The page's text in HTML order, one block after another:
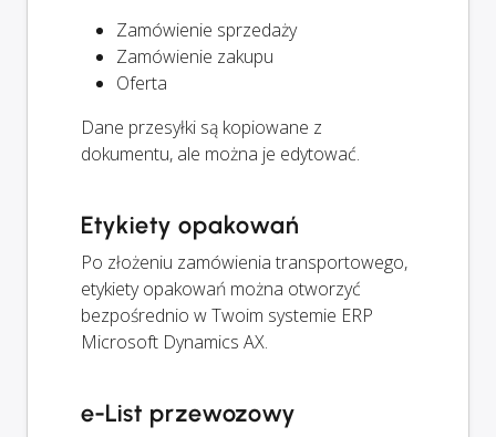
Zamówienie sprzedaży
Zamówienie zakupu
Oferta
Dane przesyłki są kopiowane z
dokumentu, ale można je edytować.
Etykiety opakowań
Po złożeniu zamówienia transportowego,
etykiety opakowań można otworzyć
bezpośrednio w Twoim systemie ERP
Microsoft Dynamics AX.
e-List przewozowy